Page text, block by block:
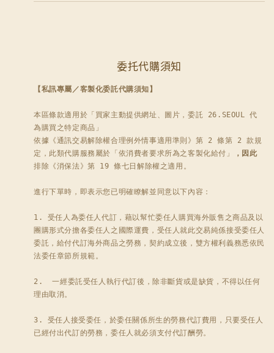
委托代購須知
【私訊專屬／客製化委託代購須知】
本區條款適用於「買家主動提供網址、圖片，委託 26.SEOUL 代
為購買之特定商品」
依據《通訊交易解除權合理例外情事適用準則》第 2 條第 2 款規
定，此類代購服務屬於「依消費者要求所為之客製化給付」
，因此
排除《消保法》第 19 條七日解除權之適用。
進行下單時，即表示您已明確瞭解並同意以下內容：
1. 受任人為委任人代訂，藉以幫忙委任人購買海外販售之商品及以
團購形式分擔各委任人之國際運費，受任人就此交易純係接受委任人
委託，給付代訂海外商品之勞務，契約成立後，雙方權利義務悉依民
法委任章節所規範。
2.  一經委託受任人執行代訂後，除非斷貨或是缺貨，不得以任何
理由取消。
3. 受任人接受委任，於委任關係所生的勞務代訂費用，只要受任人
已經付出代訂的勞務，委任人就必須支付代訂酬勞。